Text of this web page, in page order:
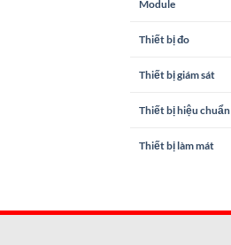
Module
Thiết bị đo
Thiết bị giám sát
Thiết bị hiệu chuẩn
Thiết bị làm mát